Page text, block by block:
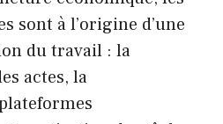
sont à l’origine d’une
du travail : la
actes, la